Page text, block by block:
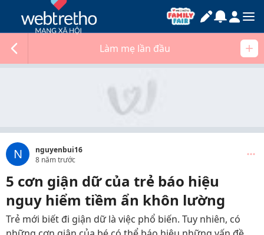
Làm mẹ lần đầu
N
nguyenbui16
8 năm trước
5 cơn giận dữ của trẻ báo hiệu
nguy hiểm tiềm ẩn khôn lường
Trẻ mới biết đi giận dữ là việc phổ biến. Tuy nhiên, có